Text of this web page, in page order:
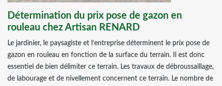
Détermination du prix pose de gazon en
rouleau chez Artisan RENARD
Le jardinier, le paysagiste et l’entreprise déterminent le prix pose de
gazon en rouleau en fonction de la surface du terrain. Il est donc
essentiel de bien délimiter ce terrain. Les travaux de débroussaillage,
de labourage et de nivellement concernent ce terrain. Le nombre de